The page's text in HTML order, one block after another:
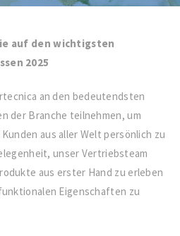
auf den wichtigsten
2025
an den bedeutendsten
der Branche teilnehmen, um
aus aller Welt persönlich zu
unser Vertriebsteam
aus erster Hand zu erleben
Eigenschaften zu